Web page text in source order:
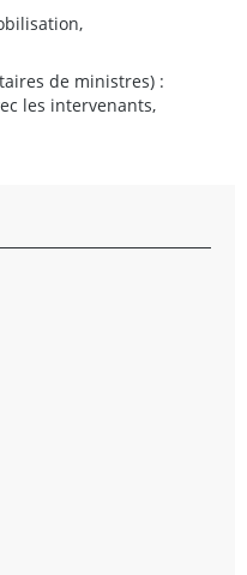
de ministres) :
les intervenants,